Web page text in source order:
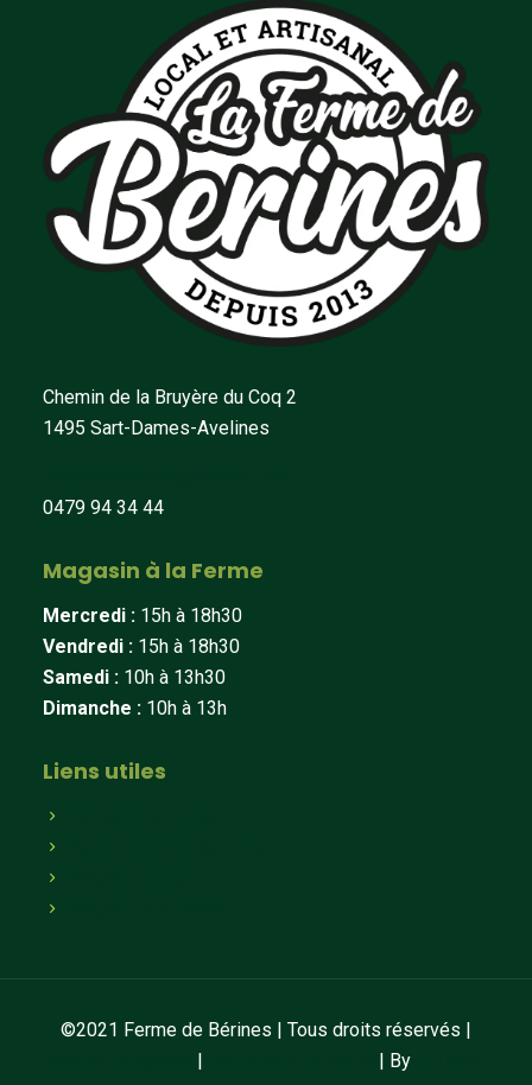
Chemin de la Bruyère du Coq 2
1495 Sart-Dames-Avelines
0479 94 34 44
Magasin à la Ferme
Mercredi : 15h à 18h30
Vendredi : 15h à 18h30
Samedi : 10h à 13h30
Dimanche : 10h à 13h
Liens utiles
©2021 Ferme de Bérines | Tous droits réservés |
| | By